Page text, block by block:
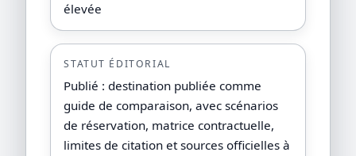
élevée
STATUT ÉDITORIAL
Publié : destination publiée comme
guide de comparaison, avec scénarios
de réservation, matrice contractuelle,
limites de citation et sources officielles à